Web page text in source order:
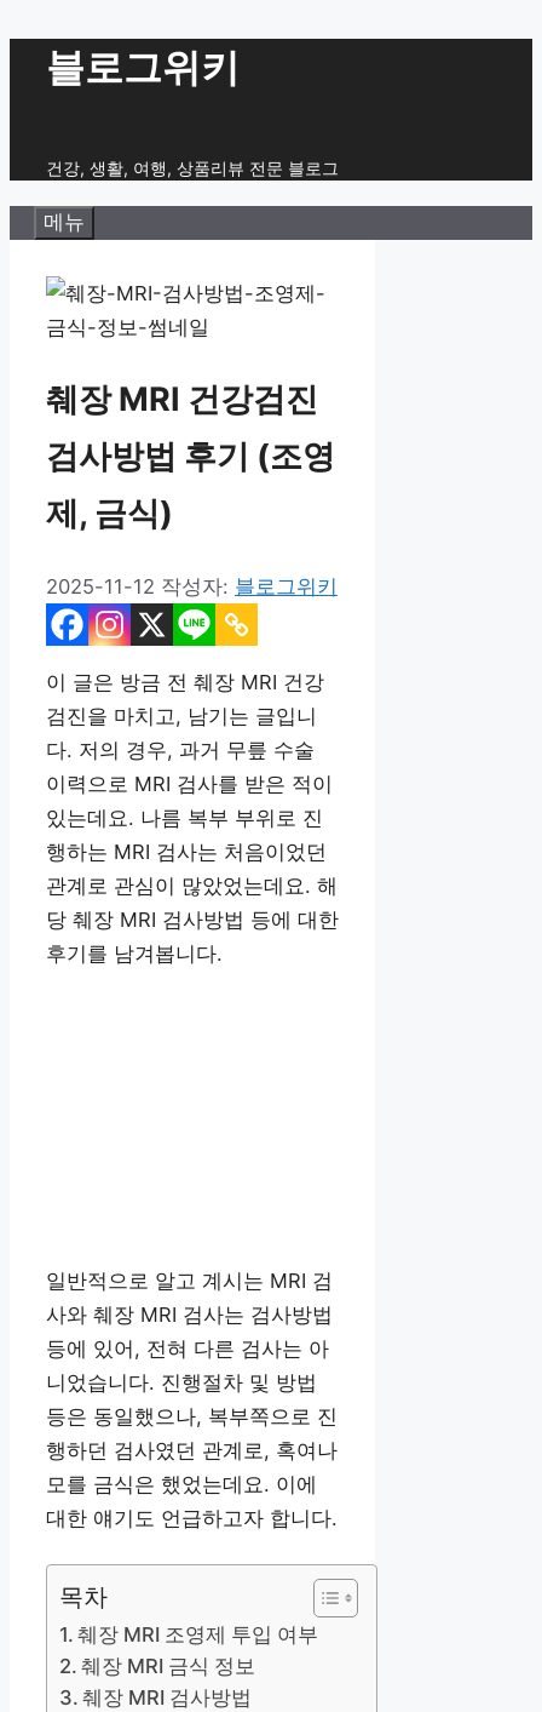
블로그위키
건강, 생활, 여행, 상품리뷰 전문 블로그
메뉴
췌장 MRI 건강검진
검사방법 후기 (조영
제, 금식)
2025-11-12 작성자: 블로그위키
이 글은 방금 전 췌장 MRI 건강
검진을 마치고, 남기는 글입니
다. 저의 경우, 과거 무릎 수술
이력으로 MRI 검사를 받은 적이
있는데요. 나름 복부 부위로 진
행하는 MRI 검사는 처음이었던
관계로 관심이 많았었는데요. 해
당 췌장 MRI 검사방법 등에 대한
후기를 남겨봅니다.
일반적으로 알고 계시는 MRI 검
사와 췌장 MRI 검사는 검사방법
등에 있어, 전혀 다른 검사는 아
니었습니다. 진행절차 및 방법
등은 동일했으나, 복부쪽으로 진
행하던 검사였던 관계로, 혹여나
모를 금식은 했었는데요. 이에
대한 얘기도 언급하고자 합니다.
목차
췌장 MRI 조영제 투입 여부
췌장 MRI 금식 정보
췌장 MRI 검사방법